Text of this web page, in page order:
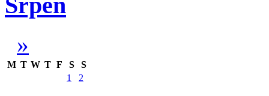
»
M T W T F S
S
1
2